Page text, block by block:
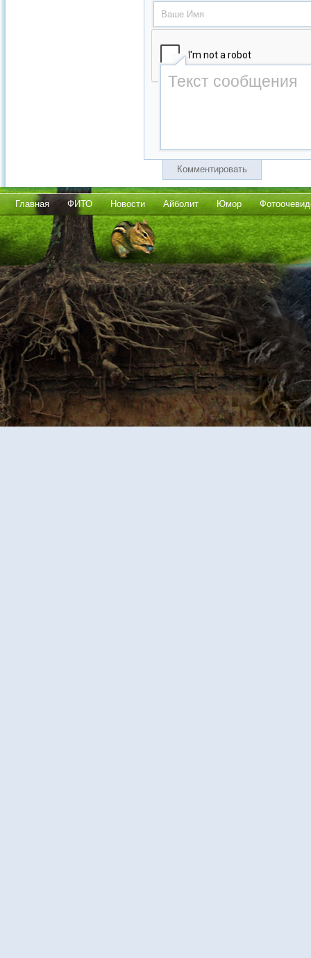
Комментировать
Главная ФИТО Новости Айболит Юмор